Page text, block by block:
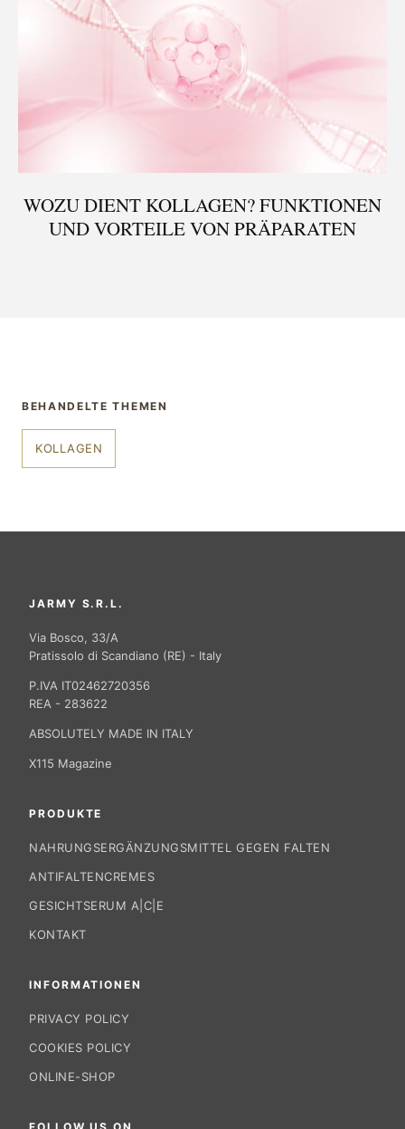
WOZU DIENT KOLLAGEN? FUNKTIONEN
UND VORTEILE VON PRÄPARATEN
BEHANDELTE THEMEN
KOLLAGEN
JARMY S.R.L.
Via Bosco, 33/A
Pratissolo di Scandiano (RE) - Italy
P.IVA IT02462720356
REA - 283622
ABSOLUTELY MADE IN ITALY
X115 Magazine
PRODUKTE
NAHRUNGSERGÄNZUNGSMITTEL GEGEN FALTEN
ANTIFALTENCREMES
GESICHTSERUM A|C|E
KONTAKT
INFORMATIONEN
PRIVACY POLICY
COOKIES POLICY
ONLINE-SHOP